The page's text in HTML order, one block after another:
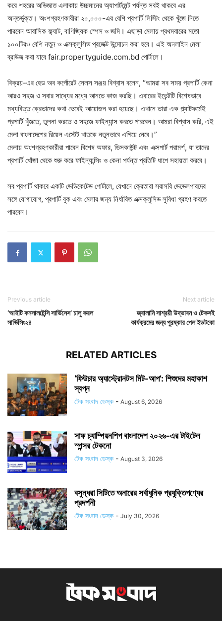
করে শহরের অভিজাত এলাকায় উচ্চমানের অ্যাপার্টমেন্ট পর্যন্ত সবই থাকবে এর
অন্তর্ভুক্ত। অংশগ্রহণকারীরা ২০,০০০-এর বেশি প্রপার্টি লিস্টিং থেকে খুঁজে নিতে
পারবেন আবাসিক ফ্ল্যাট, বাণিজ্যিক স্পেস ও জমি। এছাড়া মেলায় প্রথমবারের মতো
১০০টিরও বেশি নতুন ও এক্সক্লুসিভ প্রজেক্ট উন্মোচন করা হবে। এই অনলাইন মেলা
ব্রাউজ করা যাবে fair.propertyguide.com.bd পোর্টালে।
বিক্রয়-এর হেড অব কর্পোরেট সেলস সঞ্জয় বিশ্বাস বলেন, “আমরা সব সময় প্রপার্টি কেনা
আরও সহজ ও সবার সাধ্যের মধ্যে আনতে কাজ করছি। এবারের ইভেন্টটি বিশেষভাবে
মধ্যবিত্ত ক্রেতাদের কথা ভেবেই আয়োজন করা হয়েছে। এখানে তারা এক প্ল্যাটফর্মেই
প্রপার্টি খুঁজতে, তুলনা করতে ও সহজে ফাইন্যান্স করতে পারবেন। আমরা বিশ্বাস করি, এই
মেলা বাংলাদেশের রিয়েল এস্টেট খাতকে নতুনভাবে এগিয়ে নেবে।”
মেলায় অংশগ্রহণকারীরা পাবেন বিশেষ অফার, ডিসকাউন্ট এবং এক্সপার্ট পরামর্শ, যা তাদের
প্রপার্টি খোঁজা থেকে শুরু করে ফাইন্যান্সিং ও কেনা পর্যন্ত প্রতিটি ধাপে সহায়তা করবে।
সব প্রপার্টি থাকবে একটি ডেডিকেটেড পোর্টালে, যেখানে ক্রেতারা সরাসরি ডেভেলপারদের
সঙ্গে যোগাযোগ, প্রপার্টি বুক এবং মেলার জন্য নির্ধারিত এক্সক্লুসিভ সুবিধা গ্রহণ করতে
পারবেন।
Previous article
‘আইটি কনসালটেন্সি সার্ভিসেস’ চালু করল
সার্ভিসিং২৪
Next article
জ্বালানি সাশ্রয়ী উদ্ভাবন ও টেকসই
কার্যক্রমের জন্য পুরষ্কার পেল ইডটকো
RELATED ARTICLES
‘ফিউচার অ্যাস্ট্রোনটস মিট-আপ’: শিশুদের মহাকাশ
স্বপ্ন
টেক সংবাদ ডেস্ক - August 6, 2026
সাফ চ্যাম্পিয়নশিপ বাংলাদেশ ২০২৬-এর টাইটেল
স্পন্সর টেকনো
টেক সংবাদ ডেস্ক - August 3, 2026
বসুন্ধরা সিটিতে অনারের সর্বাধুনিক প্রযুক্তিপণ্যের
প্রদর্শনী
টেক সংবাদ ডেস্ক - July 30, 2026